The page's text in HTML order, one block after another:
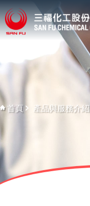
首頁 產品與服務介紹